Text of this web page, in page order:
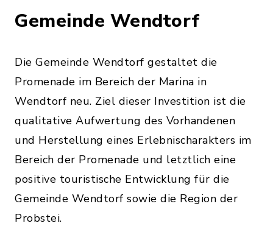
Gemeinde Wendtorf
Die Gemeinde Wendtorf gestaltet die
Promenade im Bereich der Marina in
Wendtorf neu. Ziel dieser Investition ist die
qualitative Aufwertung des Vorhandenen
und Herstellung eines Erlebnischarakters im
Bereich der Promenade und letztlich eine
positive touristische Entwicklung für die
Gemeinde Wendtorf sowie die Region der
Probstei.